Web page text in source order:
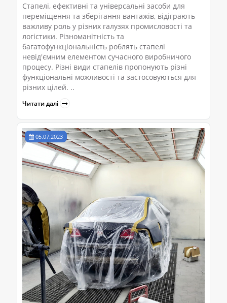
Стапелі, ефективні та універсальні засоби для
переміщення та зберігання вантажів, відіграють
важливу роль у різних галузях промисловості та
логістики. Різноманітність та
багатофункціональність роблять стапелі
невід'ємним елементом сучасного виробничого
процесу. Різні види стапелів пропонують різні
функціональні можливості та застосовуються для
різних цілей. ..
Читати далі
05.07.2023